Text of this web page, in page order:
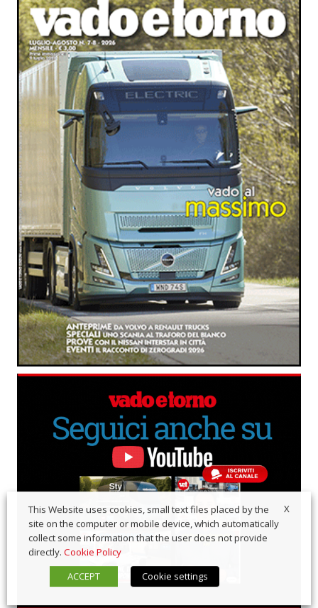
X
This Website uses cookies, small text files placed by the
site on the computer or mobile device, which automatically
collect some information that the user does not provide
directly. Cookie Policy
ACCEPT
Cookie settings